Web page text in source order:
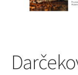
Destiláty